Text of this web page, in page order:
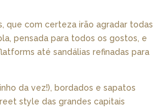
que com certeza irão agradar todas
pensada para todos os gostos, e
até sandálias refinadas para
da vez!), bordados e sapatos
style das grandes capitais